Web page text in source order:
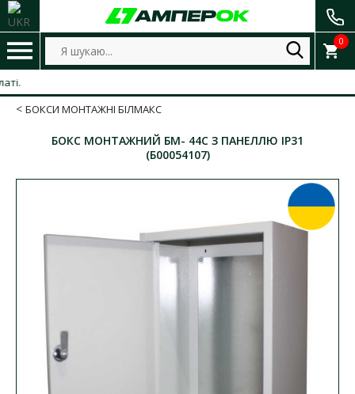
0
БОКСИ МОНТАЖНІ БІЛМАКС
БОКС МОНТАЖНИЙ БМ- 44C З ПАНЕЛЛЮ ІР31
(Б00054107)